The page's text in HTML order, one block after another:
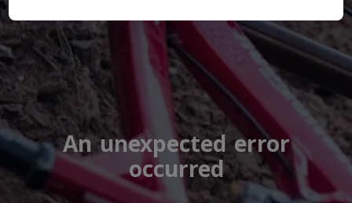
An unexpected error
occurred